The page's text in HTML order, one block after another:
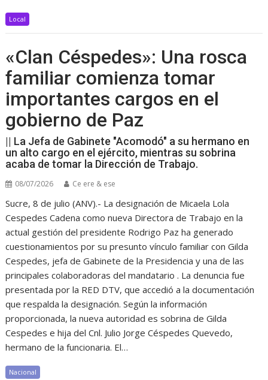
Local
«Clan Céspedes»: Una rosca
familiar comienza tomar
importantes cargos en el
gobierno de Paz
|| La Jefa de Gabinete "Acomodó" a su hermano en
un alto cargo en el ejército, mientras su sobrina
acaba de tomar la Dirección de Trabajo.
08/07/2026 Ce ere & ese
Sucre, 8 de julio (ANV).- La designación de Micaela Lola
Cespedes Cadena como nueva Directora de Trabajo en la
actual gestión del presidente Rodrigo Paz ha generado
cuestionamientos por su presunto vínculo familiar con Gilda
Cespedes, jefa de Gabinete de la Presidencia y una de las
principales colaboradoras del mandatario . La denuncia fue
presentada por la RED DTV, que accedió a la documentación
que respalda la designación. Según la información
proporcionada, la nueva autoridad es sobrina de Gilda
Cespedes e hija del Cnl. Julio Jorge Céspedes Quevedo,
hermano de la funcionaria. El…
Nacional